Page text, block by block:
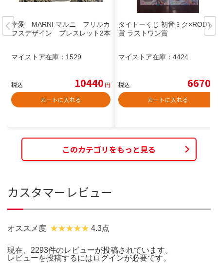
幸愛 MARNI マルニ フリルカ
フスデザイン ブレスレット2本
マイストア在庫： 1529
税込 10440円
カートに入れる
タイトーくじ 初音ミク×RODY A
賞 ラストワン賞
マイストア在庫： 4424
税込 6670
カートに入れる
このカテゴリをもっと見る
カスタマーレビュー
オススメ度 4.3点
現在、2293件のレビューが投稿されています。
レビューを投稿するには ログインが必要です。